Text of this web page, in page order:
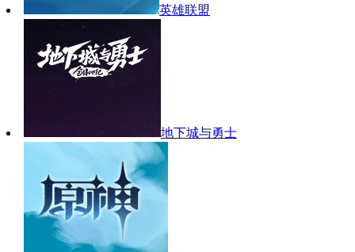
英雄联盟
地下城与勇士